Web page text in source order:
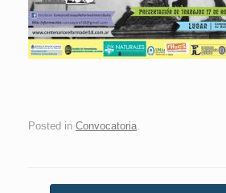
Posted in Convocatoria